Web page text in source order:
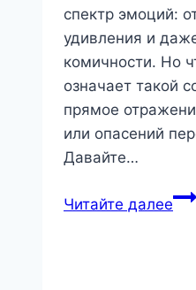
спектр эмоций:
удивления и
комичности. Но
означает такой
прямое
или опасений
Давайте…
Читайте далееСон